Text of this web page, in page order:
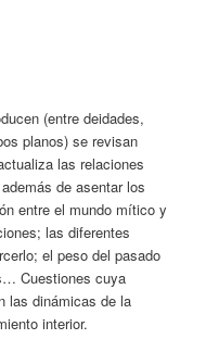
(entre deidades,
planos) se revisan
las relaciones
de asentar los
entre el mundo mítico y
las diferentes
el peso del pasado
Cuestiones cuya
las dinámicas de la
interior.